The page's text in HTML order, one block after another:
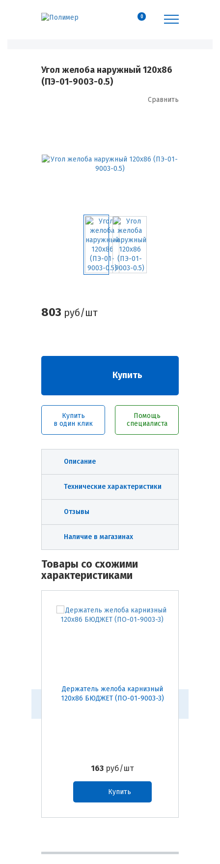
0
Угол желоба наружный 120х86
(ПЭ-01-9003-0.5)
Сравнить
803 руб/шт
Купить
Купить
в один клик
Помощь
специалиста
Описание
Технические характеристики
Отзывы
Наличие в магазинах
Товары со схожими
характеристиками
Держатель желоба карнизный
120х86 БЮДЖЕТ (ПО-01-9003-3)
163 руб/шт
Купить